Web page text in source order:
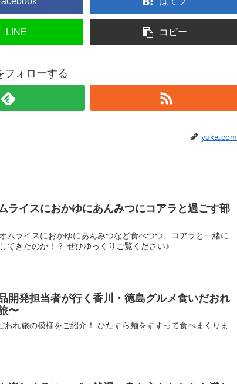
LINE コピー
フォローする
yuka.com
ライスにおかゆにあんみつにコアラと過ごす部
ムライスにおかゆにあんみつなど食べつつ、コアラと一緒に
てきたのか！？ ぜひゆっくりご覧ください♪
開発担当者が行く香川・徳島グルメ食いだおれ
〜
れ旅の模様をご紹介！ ひたすら麺をすすって食べまくりま